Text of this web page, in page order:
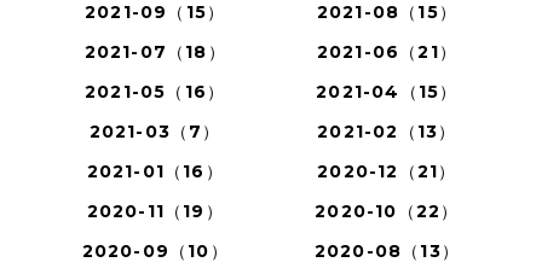
2021-09（15）
2021-08（15）
2021-07（18）
2021-06（21）
2021-05（16）
2021-04（15）
2021-03（7）
2021-02（13）
2021-01（16）
2020-12（21）
2020-11（19）
2020-10（22）
2020-09（10）
2020-08（13）